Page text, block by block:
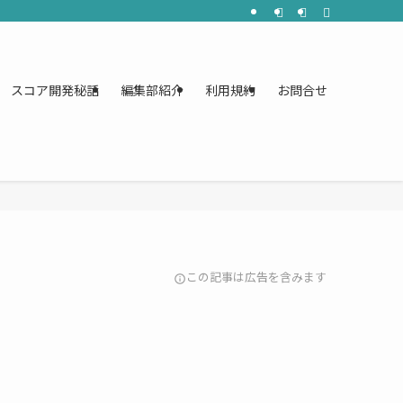
スコア開発秘話 編集部紹介 利用規約 お問合せ
info この記事は広告を含みます